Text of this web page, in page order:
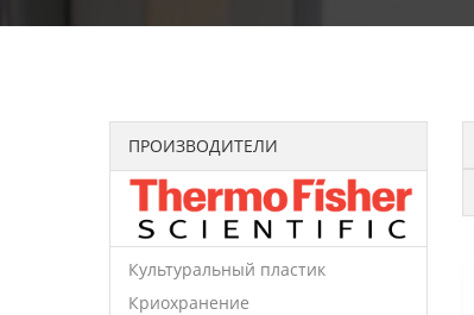
ПРОИЗВОДИТЕЛИ
Культуральный пластик
Криохранение